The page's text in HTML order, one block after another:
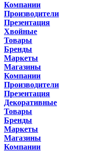
Компании
Производители
Презентация
Хвойные
Товары
Бренды
Маркеты
Магазины
Компании
Производители
Презентация
Декоративные
Товары
Бренды
Маркеты
Магазины
Компании